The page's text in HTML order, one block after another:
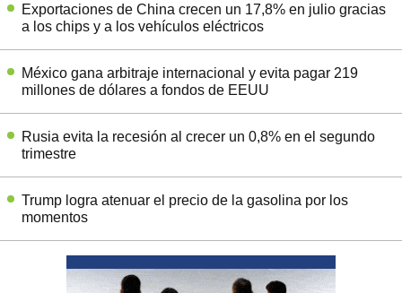
Exportaciones de China crecen un 17,8% en julio gracias
a los chips y a los vehículos eléctricos
México gana arbitraje internacional y evita pagar 219
millones de dólares a fondos de EEUU
Rusia evita la recesión al crecer un 0,8% en el segundo
trimestre
Trump logra atenuar el precio de la gasolina por los
momentos